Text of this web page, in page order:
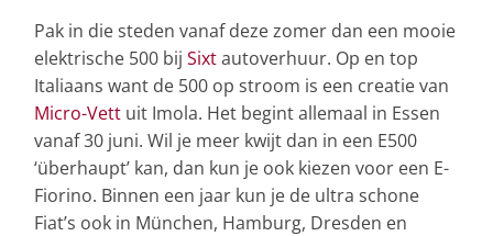
Pak in die steden vanaf deze zomer dan een mooie
elektrische 500 bij Sixtautoverhuur. Op en top
Italiaans want de 500 op stroom is een creatie van
Micro-Vett uit Imola. Het begint allemaal in Essen
vanaf 30 juni. Wil je meer kwijt dan in een E500
‘überhaupt’ kan, dan kun je ook kiezen voor een E-
Fiorino. Binnen een jaar kun je de ultra schone
Fiat’s ook in München, Hamburg, Dresden en